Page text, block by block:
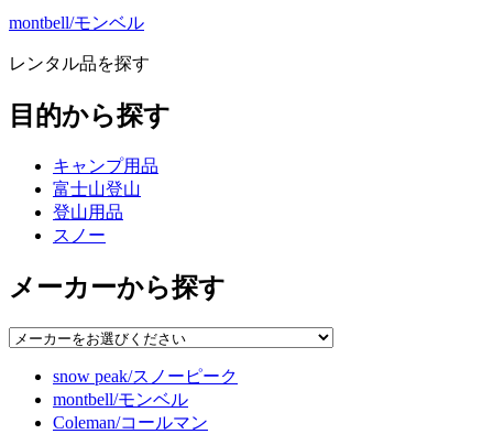
montbell/モンベル
レンタル品を探す
目的から探す
キャンプ用品
富士山登山
登山用品
スノー
メーカーから探す
snow peak/スノーピーク
montbell/モンベル
Coleman/コールマン